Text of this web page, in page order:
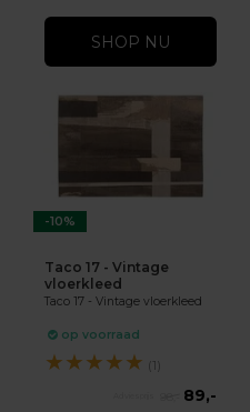
SHOP NU
-10%
Taco 17 - Vintage
vloerkleed
Taco 17 - Vintage vloerkleed
op voorraad
★★★★★ (1)
89,-